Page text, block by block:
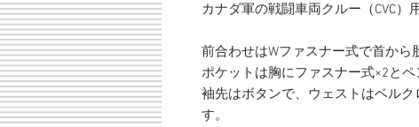
カナダ軍の戦闘車両クルー（CVC）
前合わせはWファスナー式で首から
ポケットは胸にファスナー式×2とペ
袖先はボタンで、ウェストはベル
す。